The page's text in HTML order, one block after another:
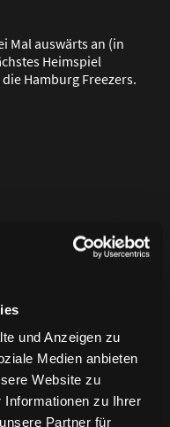
und Anzeigen zu
Medien anbieten
Website zu
Informationen zu Ihrer
Partner für
Mal auswärts an (in
Heimspiel
Hamburg Freezers.